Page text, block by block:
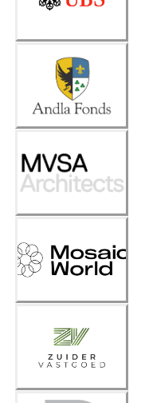
en (UBS)
Andla
Fonds
MVSA
Architec
ts
Mosaic
World
Zuider
Vastgoe
d